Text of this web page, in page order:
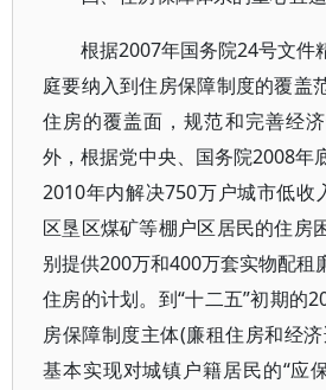
根据2007年国务院24号文件
庭要纳入到住房保障制度的覆盖
住房的覆盖面，规范和完善经
外，根据党中央、国务院2008年
2010年内解决750万户城市低收
区垦区煤矿等棚户区居民的住房
别提供200万和400万套实物配租
住房的计划。到“十二五”初期的
房保障制度主体(廉租住房和经
基本实现对城镇户籍居民的“应